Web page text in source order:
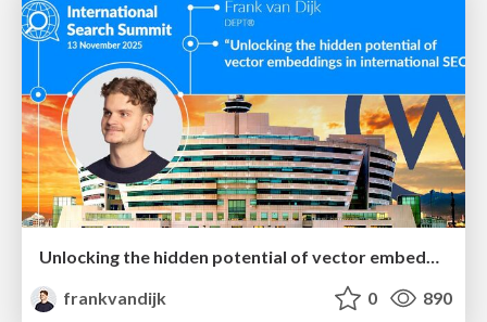
Unlocking the hidden potential of vector embeddings in international SEO
frankvandijk
0 890